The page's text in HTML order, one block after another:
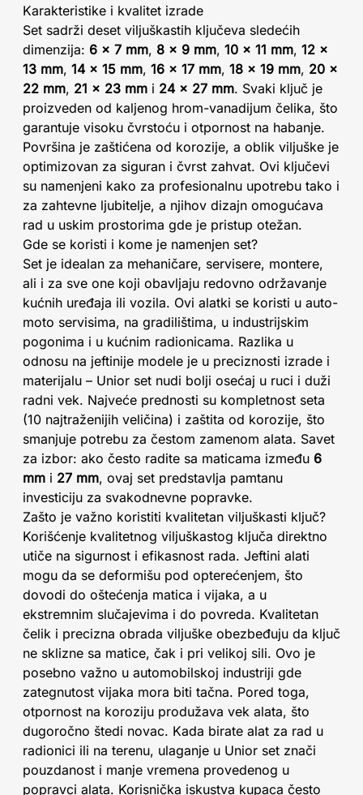
Karakteristike i kvalitet izrade
Set sadrži deset viljuškastih ključeva sledećih
dimenzija: 6 x 7 mm, 8 x 9 mm, 10 x 11 mm, 12 x
13 mm, 14 x 15 mm, 16 x 17 mm, 18 x 19 mm, 20 x
22 mm, 21 x 23 mm i 24 x 27 mm. Svaki ključ je
proizveden od kaljenog hrom-vanadijum čelika, što
garantuje visoku čvrstoću i otpornost na habanje.
Površina je zaštićena od korozije, a oblik viljuške je
optimizovan za siguran i čvrst zahvat. Ovi ključevi
su namenjeni kako za profesionalnu upotrebu tako i
za zahtevne ljubitelje, a njihov dizajn omogućava
rad u uskim prostorima gde je pristup otežan.
Gde se koristi i kome je namenjen set?
Set je idealan za mehaničare, servisere, montere,
ali i za sve one koji obavljaju redovno održavanje
kućnih uređaja ili vozila. Ovi alatki se koristi u auto-
moto servisima, na gradilištima, u industrijskim
pogonima i u kućnim radionicama. Razlika u
odnosu na jeftinije modele je u preciznosti izrade i
materijalu – Unior set nudi bolji osećaj u ruci i duži
radni vek. Najveće prednosti su kompletnost seta
(10 najtraženijih veličina) i zaštita od korozije, što
smanjuje potrebu za čestom zamenom alata. Savet
za izbor: ako često radite sa maticama između 6
mm i 27 mm, ovaj set predstavlja pamtanu
investiciju za svakodnevne popravke.
Zašto je važno koristiti kvalitetan viljuškasti ključ?
Korišćenje kvalitetnog viljuškastog ključa direktno
utiče na sigurnost i efikasnost rada. Jeftini alati
mogu da se deformišu pod opterećenjem, što
dovodi do oštećenja matica i vijaka, a u
ekstremnim slučajevima i do povreda. Kvalitetan
čelik i precizna obrada viljuške obezbeđuju da ključ
ne sklizne sa matice, čak i pri velikoj sili. Ovo je
posebno važno u automobilskoj industriji gde
zategnutost vijaka mora biti tačna. Pored toga,
otpornost na koroziju produžava vek alata, što
dugoročno štedi novac. Kada birate alat za rad u
radionici ili na terenu, ulaganje u Unior set znači
pouzdanost i manje vremena provedenog u
popravci alata. Korisnička iskustva kupaca često